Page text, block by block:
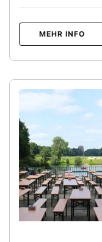
MEHR INFO